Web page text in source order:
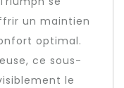
un maintien
optimal.
ce sous-
le